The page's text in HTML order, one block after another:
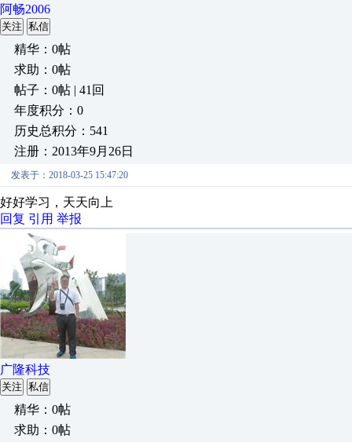
阿畅2006
关注 私信
精华：0帖
求助：0帖
帖子：0帖 | 41回
年度积分：0
历史总积分：541
注册：2013年9月26日
发表于：2018-03-25 15:47:20
好好学习，天天向上
回复 引用 举报
广隆科技
关注 私信
精华：0帖
求助：0帖